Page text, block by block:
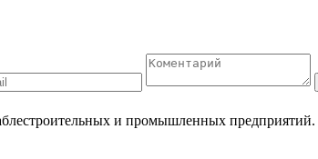
и промышленных предприятий.